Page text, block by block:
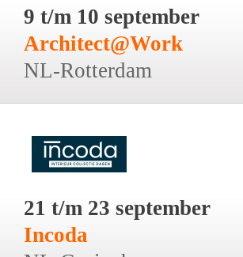
9 t/m 10 september
Architect@Work
NL-Rotterdam
21 t/m 23 september
Incoda